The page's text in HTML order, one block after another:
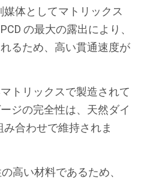
媒体としてマトリックス
の最大の露出により、
るため、高い貫通速度が
トリックスで製造されて
ジの完全性は、天然ダイ
み合わせで維持されま
高い材料であるため、